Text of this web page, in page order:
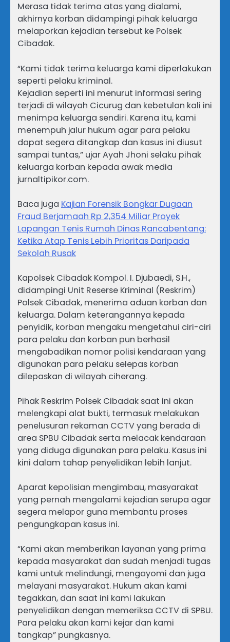
Merasa tidak terima atas yang dialami,
akhirnya korban didampingi pihak keluarga
melaporkan kejadian tersebut ke Polsek
Cibadak.
“Kami tidak terima keluarga kami diperlakukan
seperti pelaku kriminal.
Kejadian seperti ini menurut informasi sering
terjadi di wilayah Cicurug dan kebetulan kali ini
menimpa keluarga sendiri. Karena itu, kami
menempuh jalur hukum agar para pelaku
dapat segera ditangkap dan kasus ini diusut
sampai tuntas,” ujar Ayah Jhoni selaku pihak
keluarga korban kepada awak media
jurnaltipikor.com.
Baca juga Kajian Forensik Bongkar Dugaan
Fraud Berjamaah Rp 2,354 Miliar Proyek
Lapangan Tenis Rumah Dinas Rancabentang:
Ketika Atap Tenis Lebih Prioritas Daripada
Sekolah Rusak
Kapolsek Cibadak Kompol. I. Djubaedi, S.H.,
didampingi Unit Reserse Kriminal (Reskrim)
Polsek Cibadak, menerima aduan korban dan
keluarga. Dalam keterangannya kepada
penyidik, korban mengaku mengetahui ciri-ciri
para pelaku dan korban pun berhasil
mengabadikan nomor polisi kendaraan yang
digunakan para pelaku selepas korban
dilepaskan di wilayah ciherang.
Pihak Reskrim Polsek Cibadak saat ini akan
melengkapi alat bukti, termasuk melakukan
penelusuran rekaman CCTV yang berada di
area SPBU Cibadak serta melacak kendaraan
yang diduga digunakan para pelaku. Kasus ini
kini dalam tahap penyelidikan lebih lanjut.
Aparat kepolisian mengimbau, masyarakat
yang pernah mengalami kejadian serupa agar
segera melapor guna membantu proses
pengungkapan kasus ini.
“Kami akan memberikan layanan yang prima
kepada masyarakat dan sudah menjadi tugas
kami untuk melindungi, mengayomi dan juga
melayani masyarakat. Hukum akan kami
tegakkan, dan saat ini kami lakukan
penyelidikan dengan memeriksa CCTV di SPBU.
Para pelaku akan kami kejar dan kami
tangkap” pungkasnya.